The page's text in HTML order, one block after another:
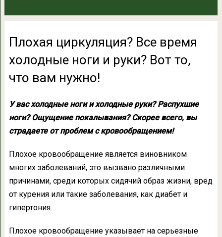
Плохая циркуляция? Все время
холодные ноги и руки? Вот то,
что вам нужно!
У вас холодные ноги и холодные руки? Распухшие
ноги? Ощущение покалывания? Скорее всего, вы
страдаете от проблем с кровообращением!
Плохое кровообращение является виновником
многих заболеваний, это вызвано различными
причинами, среди которых сидячий образ жизни, вред
от курения или такие заболевания, как диабет и
гипертония.
Плохое кровообращение указывает на серьезные